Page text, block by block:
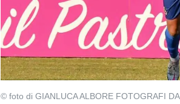
© foto di GIANLUCA ALBORE FOTOGRAFI